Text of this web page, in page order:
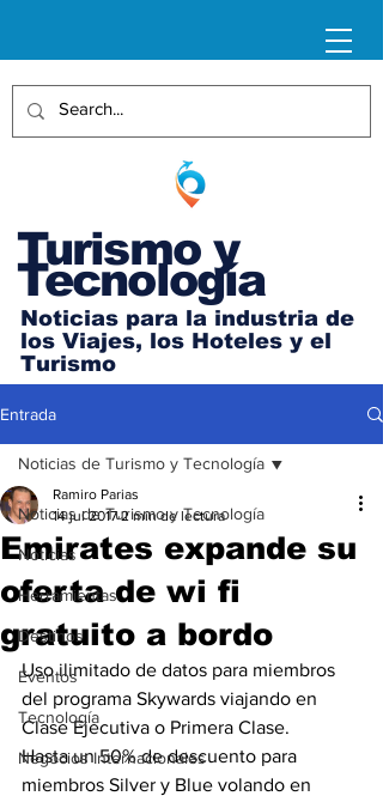
Turismo y
Tecnología
Noticias para la industria de
los Viajes, los Hoteles y el
Turismo
Entrada
Noticias de Turismo y Tecnología
Noticias
Herramientas
Destinos
Eventos
Tecnología
Negocios Internacionales
Noticias de Turismo y Tecnología
Emirates expande su
oferta de wi fi
gratuito a bordo
Ramiro Parias
14 jul 2017 2 min de lectura
Uso ilimitado de datos para miembros
del programa Skywards viajando en
Clase Ejecutiva o Primera Clase.
Hasta un 50% de descuento para
miembros Silver y Blue volando en